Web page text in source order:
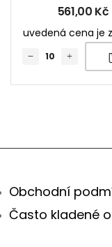
561,00 Kč
uvedená cena je
Obchodní
Často kladené